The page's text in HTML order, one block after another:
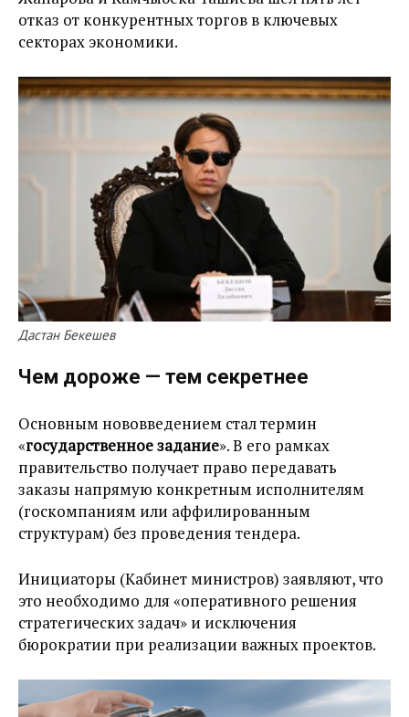
отказ от конкурентных торгов в ключевых
секторах экономики.
Дастан Бекешев
Чем дороже — тем секретнее
Основным нововведением стал термин
«государственное задание». В его рамках
правительство получает право передавать
заказы напрямую конкретным исполнителям
(госкомпаниям или аффилированным
структурам) без проведения тендера.
Инициаторы (Кабинет министров) заявляют, что
это необходимо для «оперативного решения
стратегических задач» и исключения
бюрократии при реализации важных проектов.